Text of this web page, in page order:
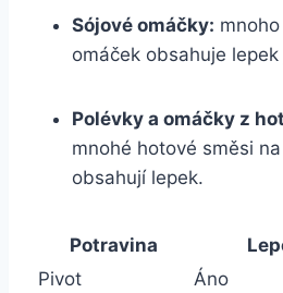
Sójové omáčky:
omáček obsahuje
Polévky a omáčky z
mnohé hotové směsi
obsahují lepek.
Potravina
Pivot
Áno